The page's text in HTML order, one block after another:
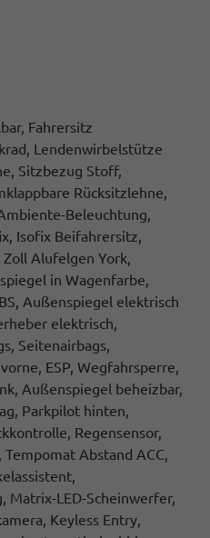
Fahrersitz
Lendenwirbelstütze
Sitzbezug Stoff,
Rücksitzlehne,
Beleuchtung,
Isofix Beifahrersitz,
Alufelgen York,
in Wagenfarbe,
Außenspiegel elektrisch
elektrisch,
Seitenairbags,
ESP, Wegfahrsperre,
Außenspiegel beheizbar,
Parkpilot hinten,
Regensensor,
Abstand ACC,
Matrix-LED-Scheinwerfer,
Keyless Entry,